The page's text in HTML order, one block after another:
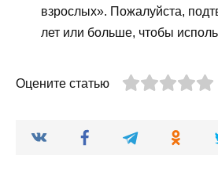
взрослых». Пожалуйста,
лет или больше, чтобы
Оцените статью